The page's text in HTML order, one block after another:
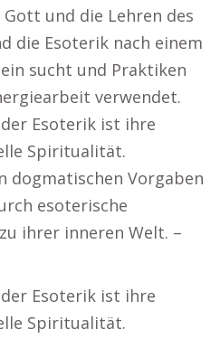
und die Lehren des
die Esoterik nach einem
sucht und Praktiken
verwendet.
Esoterik ist ihre
Spiritualität.
dogmatischen Vorgaben
esoterische
ihrer inneren Welt. –
Esoterik ist ihre
Spiritualität.